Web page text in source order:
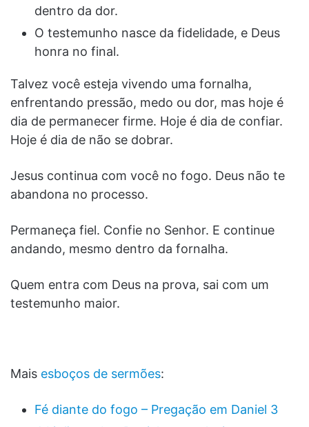
dentro da dor.
O testemunho nasce da fidelidade, e Deus
honra no final.
Talvez você esteja vivendo uma fornalha,
enfrentando pressão, medo ou dor, mas hoje é
dia de permanecer firme. Hoje é dia de confiar.
Hoje é dia de não se dobrar.
Jesus continua com você no fogo. Deus não te
abandona no processo.
Permaneça fiel. Confie no Senhor. E continue
andando, mesmo dentro da fornalha.
Quem entra com Deus na prova, sai com um
testemunho maior.
Mais esboços de sermões:
Fé diante do fogo – Pregação em Daniel 3